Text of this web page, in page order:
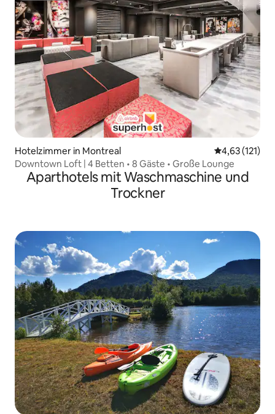
Hotelzimmer in Montreal
4,63 (121)
Downtown Loft | 4 Betten • 8 Gäste • Große Lounge
Aparthotels mit Waschmaschine und
Trockner